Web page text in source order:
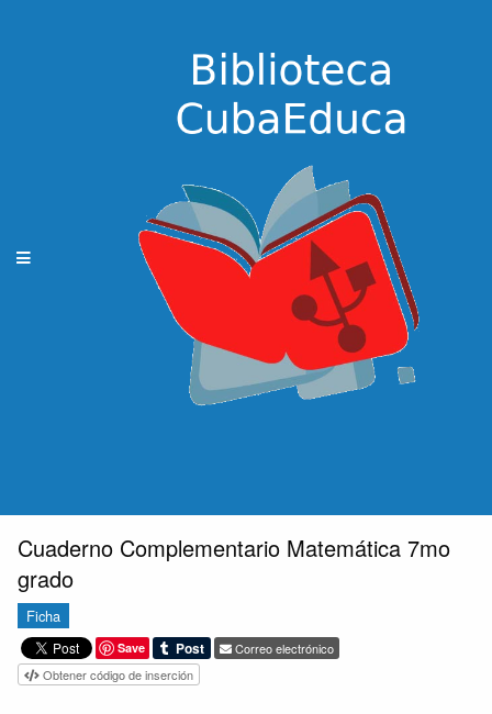
Cuaderno Complementario Matemática 7mo
grado
Ficha
Save
Correo electrónico
Obtener código de inserción